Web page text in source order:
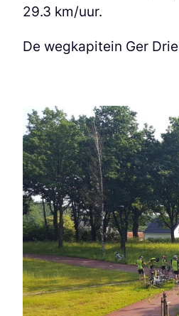
29.3 km/uur.
De wegkapitein Ger